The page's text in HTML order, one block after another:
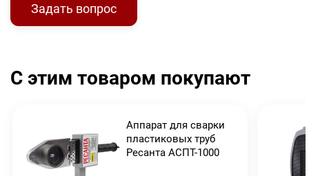
Задать вопрос
С этим товаром покупают
Аппарат для сварки
пластиковых труб
Ресанта АСПТ-1000